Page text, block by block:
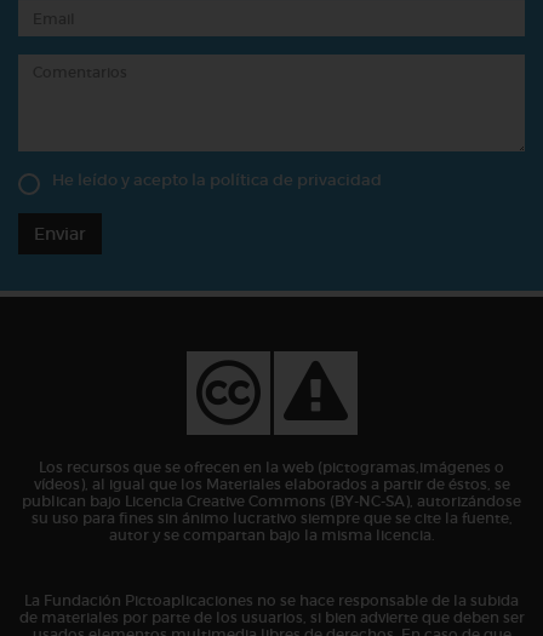
He leído y acepto la política de privacidad
Enviar
Los recursos que se ofrecen en la web (pictogramas,imágenes o
vídeos), al igual que los Materiales elaborados a partir de éstos, se
publican bajo Licencia Creative Commons (BY-NC-SA), autorizándose
su uso para fines sin ánimo lucrativo siempre que se cite la fuente,
autor y se compartan bajo la misma licencia.
La Fundación Pictoaplicaciones no se hace responsable de la subida
de materiales por parte de los usuarios, si bien advierte que deben ser